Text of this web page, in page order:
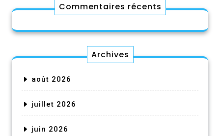
Commentaires récents
Archives
août 2026
juillet 2026
juin 2026